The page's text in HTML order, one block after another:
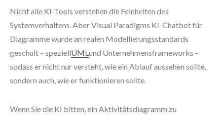
Nicht alle KI-Tools verstehen die Feinheiten des
Systemverhaltens. Aber Visual Paradigms KI-Chatbot für
Diagramme wurde an realen Modellierungsstandards
geschult – speziellUMLund Unternehmensframeworks –
sodass er nicht nur versteht, wie ein Ablauf aussehen sollte,
sondern auch, wie er funktionieren sollte.
Wenn Sie die KI bitten, ein Aktivitätsdiagramm zu